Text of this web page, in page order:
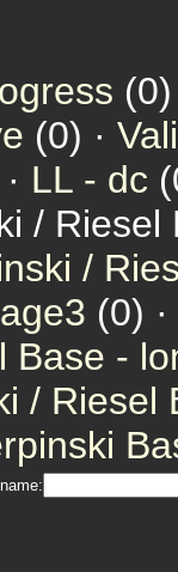
(0) ·
LL - dc
/
/
(0) ·
Base -
/ Riesel